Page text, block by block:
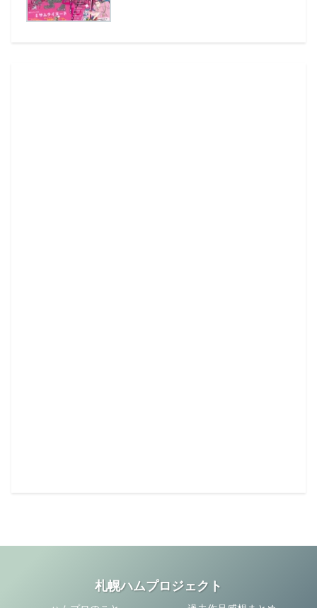
札幌ハムプロジェクト